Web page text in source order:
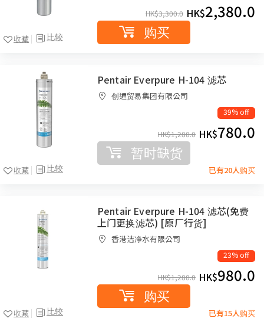
比较
收藏
HK$3,300.0 HK$2,380.0
购买
比较
收藏
Pentair Everpure H-104 滤芯
创通贸易集团有限公司
39% off
HK$1,280.0 HK$780.0
暂时缺货
已有20人购买
比较
收藏
Pentair Everpure H-104 滤芯(免费
上门更换滤芯) [原厂行货]
香港洁净水有限公司
23% off
HK$1,280.0 HK$980.0
购买
已有15人购买